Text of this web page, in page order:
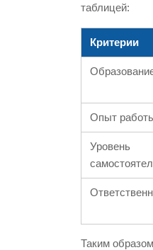
таблицей:
Критерии
Опыт
Уровень
Таким